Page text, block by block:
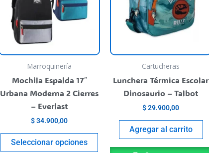
Marroquinería
Mochila Espalda 17″
Urbana Moderna 2 Cierres
– Everlast
$34.900,00
Seleccionar opciones
variantes.
se
elegir
producto
Cartucheras
Lunchera Térmica Escolar
Dinosaurio – Talbot
$29.900,00
Agregar al carrito